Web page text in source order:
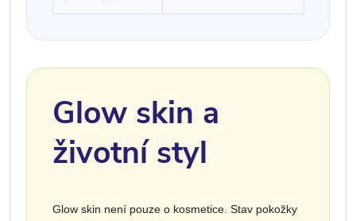
Glow skin a
životní styl
Glow skin není pouze o kosmetice. Stav pokožky